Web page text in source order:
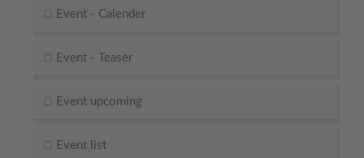
Event - Calender
Event - Teaser
Event upcoming
Event list